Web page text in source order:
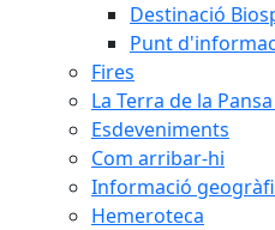
Destinació
Punt
Fires
La Terra de la
Esdeveniments
Com arribar-hi
Informació
Hemeroteca